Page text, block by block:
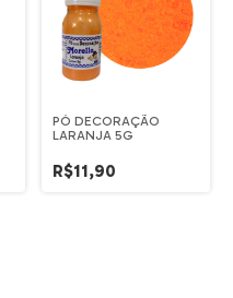
PÓ DECORAÇÃO
LARANJA 5G
R$11,90